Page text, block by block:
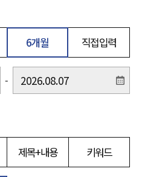
6개월 직접입력
-
제목+내용 키워드